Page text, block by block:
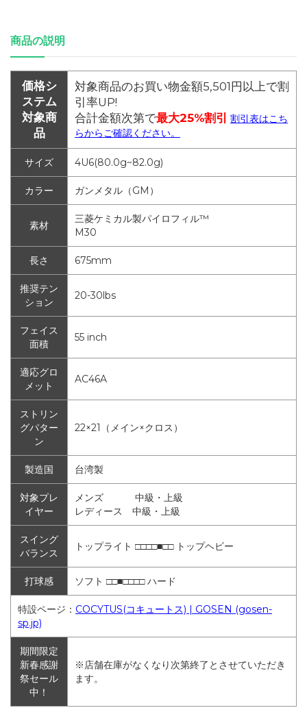
商品の説明
価格シ
ステム
対象商
品
対象商品のお買い物金額5,501円以上で割
引率UP!
合計金額次第で最大25%割引
割引表はこち
らからご確認ください。
サイズ 4U6(80.0g~82.0g)
カラー ガンメタル（GM）
素材
三菱ケミカル製パイロフィル™
M30
長さ 675mm
推奨テン
ション
20-30lbs
フェイス
面積
55 inch
適応グロ
メット
AC46A
ストリン
グパター
ン
22×21（メイン×クロス）
製造国 台湾製
対象プレ
イヤー
メンズ 中級・上級
レディース 中級・上級
スイング
バランス
トップライト □□□□■□□ トップヘビー
打球感 ソフト □□■□□□□ ハード
特設ページ： COCYTUS(コキュートス) | GOSEN (gosen-
sp.jp)
期間限定
新春感謝
祭セール
中！
※店舗在庫がなくなり次第終了とさせていただき
ます。